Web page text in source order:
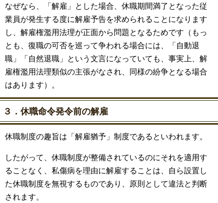
なぜなら、「解雇」とした場合、休職期間満了となった従
業員が発生する度に解雇予告を求められることになります
し、解雇権濫用法理が正面から問題となるためです（もっ
とも、復職の可否を巡って争われる場合には、「自動退
職」「自然退職」という文言になっていても、事実上、解
雇権濫用法理類似の主張がなされ、同様の紛争となる場合
はあります）。
３．休職命令発令前の解雇
休職制度の趣旨は「解雇猶予」制度であるといわれます。
したがって、休職制度が整備されているのにそれを適用す
ることなく、私傷病を理由に解雇することは、自ら設置し
た休職制度を無視するものであり、原則として違法と判断
されます。